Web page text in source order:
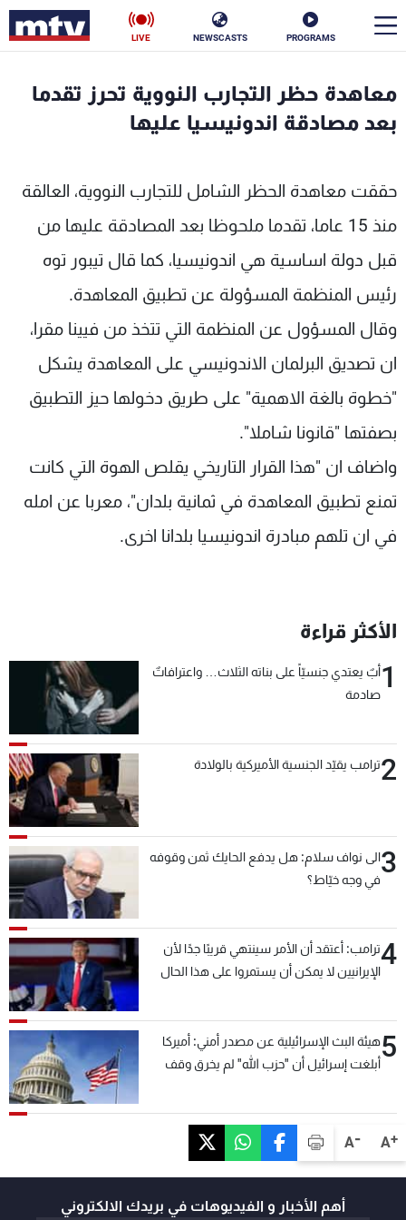
PROGRAMS
NEWSCASTS
LIVE
A+
A-
معاهدة حظر التجارب النووية تحرز تقدما
بعد مصادقة اندونيسيا عليها
حققت معاهدة الحظر الشامل للتجارب النووية، العالقة
منذ 15 عاما، تقدما ملحوظا بعد المصادقة عليها من
قبل دولة اساسية هي اندونيسيا، كما قال تيبور توه
رئيس المنظمة المسؤولة عن تطبيق المعاهدة.
وقال المسؤول عن المنظمة التي تتخذ من فيينا مقرا،
ان تصديق البرلمان الاندونيسي على المعاهدة يشكل
"خطوة بالغة الاهمية" على طريق دخولها حيز التطبيق
بصفتها "قانونا شاملا".
واضاف ان "هذا القرار التاريخي يقلص الهوة التي كانت
تمنع تطبيق المعاهدة في ثمانية بلدان"، معربا عن امله
في ان تلهم مبادرة اندونيسيا بلدانا اخرى.
الأكثر قراءة
1أبٌ يعتدي جنسيّاً على بناته الثلاث… واعترافاتٌ
صادمة
2ترامب يقيّد الجنسية الأميركية بالولادة
3الى نواف سلام: هل يدفع الحايك ثمن وقوفه
في وجه خيّاط؟
4ترامب: أعتقد أن الأمر سينتهي قريبًا جدًا لأن
الإيرانيين لا يمكن أن يستمروا على هذا الحال
5هيئة البث الإسرائيلية عن مصدر أمني: أميركا
أبلغت إسرائيل أن "حزب الله" لم يخرق وقف
أهم الأخبار و الفيديوهات في بريدك الالكتروني
منوعات رياضة
كأس العالم
البرامج
جدول البرامج
شاهد البرامج
عن MTV
الإنـتـاج
لاعلاناتكم
وظائف
تواصل معنا
شروط الإسـتخدام